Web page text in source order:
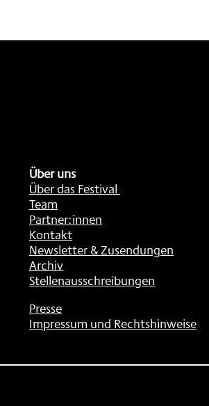
Über uns
Über das Festival
Team
Partner:innen
Kontakt
Newsletter & Zusendungen
Archiv
Stellenausschreibungen
Presse
Impressum und Rechtshinweise